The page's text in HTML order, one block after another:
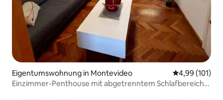
Eigentumswohnung in Montevideo
4,99 (101)
Einzimmer-Penthouse mit abgetrenntem Schlafbereich